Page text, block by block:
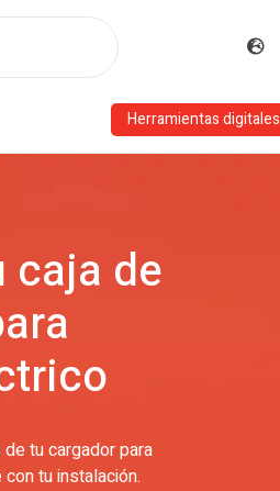
Herramientas digitales
caja de
tu cargador para
tu instalación.